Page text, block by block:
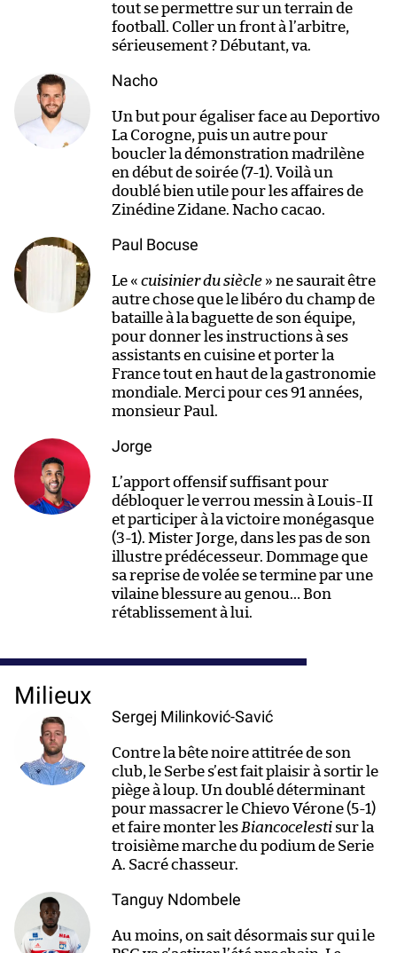
tout se permettre sur un terrain de
football. Coller un front à l’arbitre,
sérieusement ? Débutant, va.
Nacho
Un but pour égaliser face au Deportivo
La Corogne, puis un autre pour
boucler la démonstration madrilène
en début de soirée (7-1). Voilà un
doublé bien utile pour les affaires de
Zinédine Zidane. Nacho cacao.
Paul Bocuse
Le « cuisinier du siècle » ne saurait être
autre chose que le libéro du champ de
bataille à la baguette de son équipe,
pour donner les instructions à ses
assistants en cuisine et porter la
France tout en haut de la gastronomie
mondiale. Merci pour ces 91 années,
monsieur Paul.
Jorge
L’apport offensif suffisant pour
débloquer le verrou messin à Louis-II
et participer à la victoire monégasque
(3-1). Mister Jorge, dans les pas de son
illustre prédécesseur. Dommage que
sa reprise de volée se termine par une
vilaine blessure au genou… Bon
rétablissement à lui.
Milieux
Sergej Milinković-Savić
Contre la bête noire attitrée de son
club, le Serbe s’est fait plaisir à sortir le
piège à loup. Un doublé déterminant
pour massacrer le Chievo Vérone (5-1)
et faire monter les Biancocelesti sur la
troisième marche du podium de Serie
A. Sacré chasseur.
Tanguy Ndombele
Au moins, on sait désormais sur qui le